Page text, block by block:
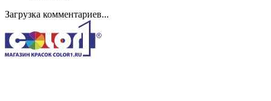
Загрузка комментариев...